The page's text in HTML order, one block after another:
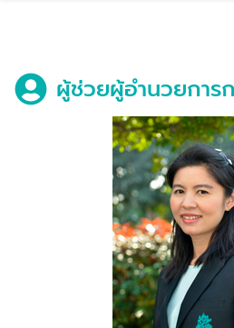
ผู้ช่วยผู้อำนวยการ